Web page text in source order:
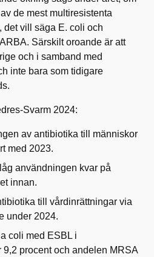
de mest multiresistenta
det vill säga E. coli och
Särskilt oroande är att
och i samband med
inte bara som tidigare
Svarm 2024:
av antibiotika till människor
med 2023.
användningen kvar på
innan.
till vårdinrättningar via
under 2024.
coli med ESBL i
9,2 procent och andelen MRSA